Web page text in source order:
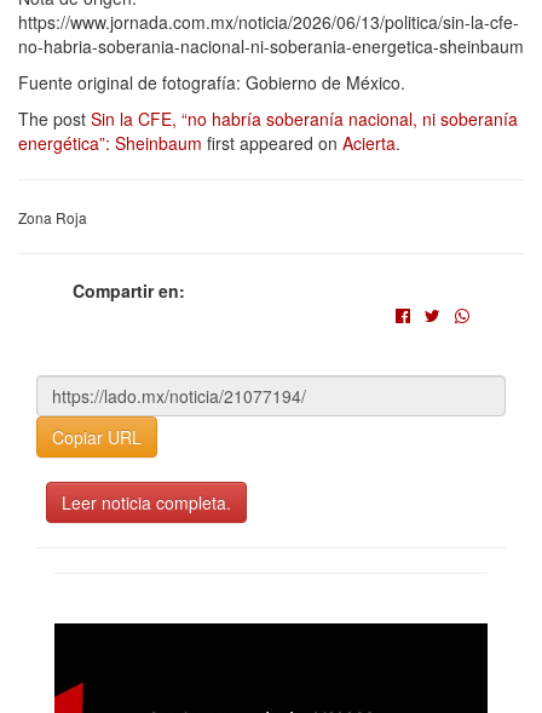
https://www.jornada.com.mx/noticia/2026/06/13/politica/sin-la-cfe-
no-habria-soberania-nacional-ni-soberania-energetica-sheinbaum
Fuente original de fotografía: Gobierno de México.
The post Sin la CFE, “no habría soberanía nacional, ni soberanía
energética”: Sheinbaum first appeared on Acierta.
Zona Roja
Compartir en:
Copiar URL
Leer noticia completa.